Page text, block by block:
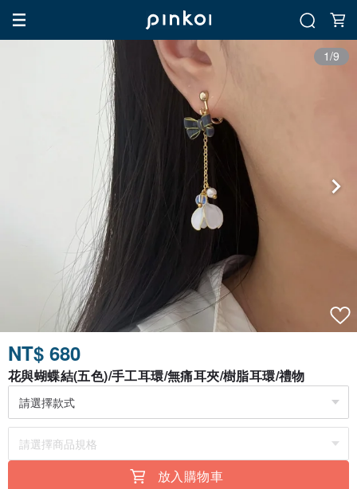
1/9
NT$ 680
花與蝴蝶結(五色)/手工耳環/無痛耳夾/樹脂耳環/禮物
放入購物車